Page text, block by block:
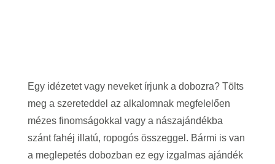
Egy idézetet vagy neveket írjunk a dobozra? Tölts
meg a szereteddel az alkalomnak megfelelően
mézes finomságokkal vagy a nászajándékba
szánt fahéj illatú, ropogós összeggel. Bármi is van
a meglepetés dobozban ez egy izgalmas ajándék